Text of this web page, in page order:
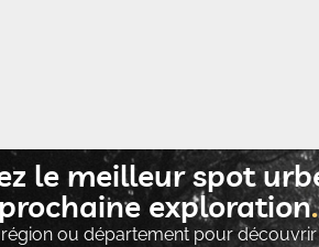
le meilleur spot
exploration​
région ou département pour découvrir